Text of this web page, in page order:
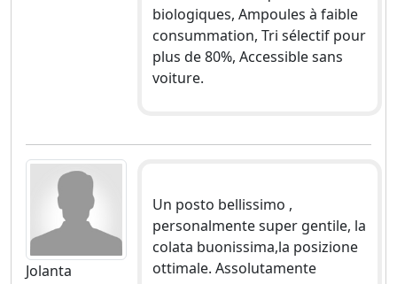
biologiques, Ampoules à faible
consummation, Tri sélectif pour
plus de 80%, Accessible sans
voiture.
Jolanta
Un posto bellissimo ,
personalmente super gentile, la
colata buonissima,la posizione
ottimale. Assolutamente